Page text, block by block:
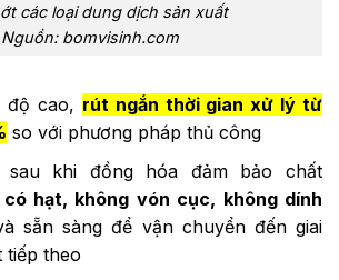
các loại dung dịch sản xuất
Nguồn: bomvisinh.com
độ cao, rút ngắn thời gian xử lý từ
so với phương pháp thủ công
sau khi đồng hóa đảm bảo chất
có hạt, không vón cục, không dính
sẵn sàng để vận chuyển đến giai
tiếp theo